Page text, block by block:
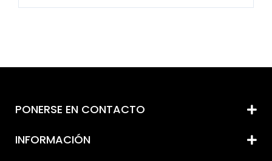
PONERSE EN CONTACTO
INFORMACIÓN